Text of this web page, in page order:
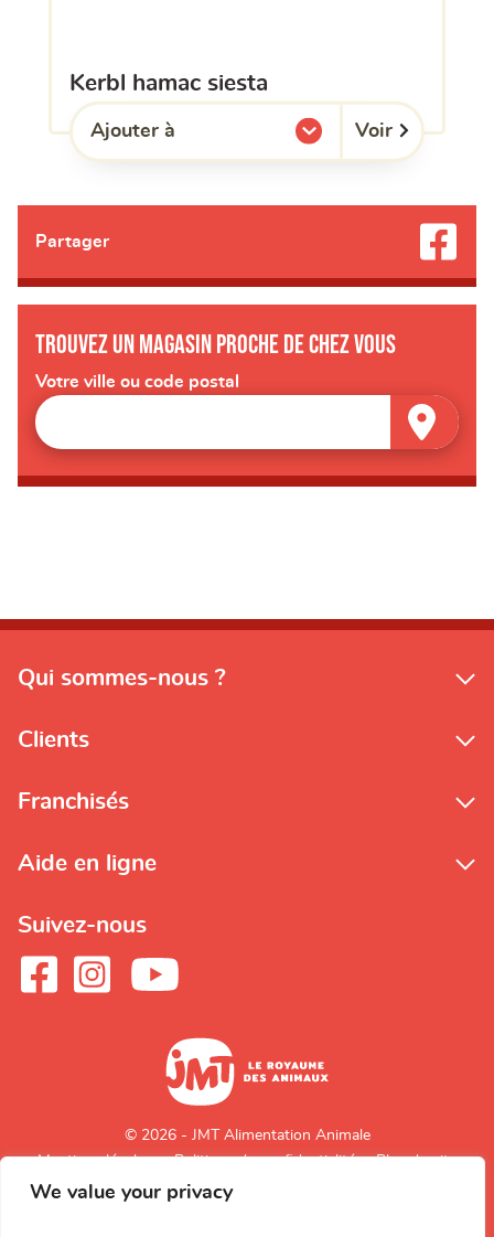
We value your privacy
kerbl hamac siesta
Ajouter à
l'une de mes listes. Voir
Partager
Trouvez un magasin proche de chez vous
Votre ville ou code postal
Qui sommes-nous ?
Clients
Franchisés
Aide en ligne
Suivez-nous
© 2026 - JMT Alimentation Animale
Mentions légales
Politique de confidentialité Plan du site